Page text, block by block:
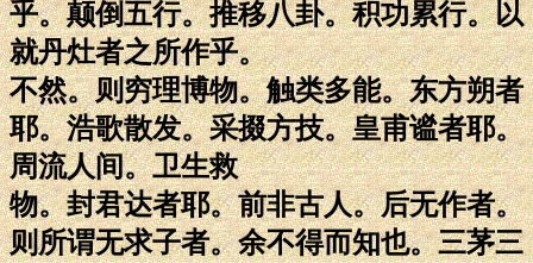
乎。颠倒五行。推移八卦。积功累行。以
就丹灶者之所作乎。
不然。则穷理博物。触类多能。东方朔者
耶。浩歌散发。采掇方技。皇甫谧者耶。
周流人间。卫生救
物。封君达者耶。前非古人。后无作者。
则所谓无求子者。余不得而知也。三茅三